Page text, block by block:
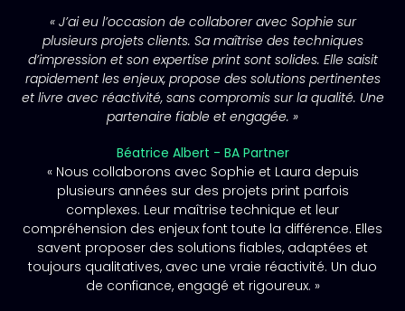
« J’ai eu l’occasion de collaborer avec Sophie sur
plusieurs projets clients. Sa maîtrise des techniques
d’impression et son expertise print sont solides. Elle saisit
rapidement les enjeux, propose des solutions pertinentes
et livre avec réactivité, sans compromis sur la qualité. Une
partenaire fiable et engagée. »
Béatrice Albert - BA Partner
« Nous collaborons avec Sophie et Laura depuis
plusieurs années sur des projets print parfois
complexes. Leur maîtrise technique et leur
compréhension des enjeux font toute la différence. Elles
savent proposer des solutions fiables, adaptées et
toujours qualitatives, avec une vraie réactivité. Un duo
de confiance, engagé et rigoureux. »